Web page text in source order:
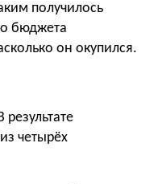
получилось
бюджета
он окупился.
четырёх